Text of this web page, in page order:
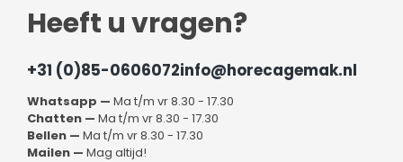
Heeft u vragen?
+31 (0)85-0606072info@horecagemak.nl
Whatsapp — Ma t/m vr 8.30 - 17.30
Chatten — Ma t/m vr 8.30 - 17.30
Bellen — Ma t/m vr 8.30 - 17.30
Mailen — Mag altijd!